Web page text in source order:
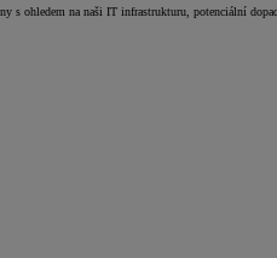
s ohledem na naši IT infrastrukturu, potenciální